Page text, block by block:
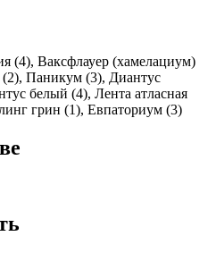
(4), Ваксфлауер (хамелациум)
Паникум (3), Диантус
белый (4), Лента атласная
грин (1), Евпаториум (3)